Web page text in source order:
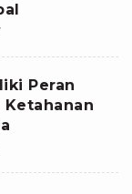
Peran